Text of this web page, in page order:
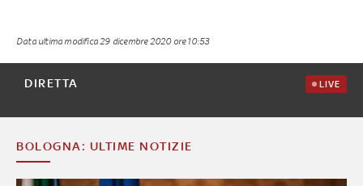
Data ultima modifica 29 dicembre 2020 ore 10:53
DIRETTA LIVE
BOLOGNA: ULTIME NOTIZIE